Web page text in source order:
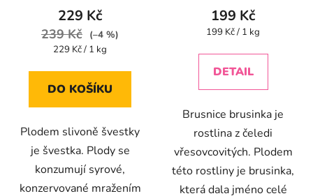
produktu
je
5,0
5
229 Kč
239 Kč
(–4 %)
Měrná
229 Kč / 1 kg
DO KOŠÍKU
Plodem slivoně švestky
je švestka. Plody se
konzumují syrové,
konzervované mražením
produktu
je
z
199 Kč
Měrná
199 Kč / 1 kg
DETAIL
Brusnice brusinka je
rostlina z čeledi
vřesovcovitých. Plodem
této rostliny je brusinka,
která dala jméno celé